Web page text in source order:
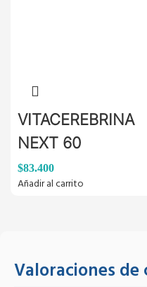
VITACEREBRINA
NEXT 60
TABLETAS
$83.400
Añadir al carrito
Valoraciones de